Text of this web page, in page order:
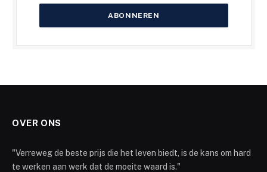
OVER ONS
"Verreweg de beste prijs die het leven biedt, is de kans om hard
te werken aan werk dat de moeite waard is."